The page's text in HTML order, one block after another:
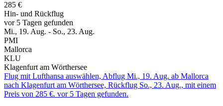
285 €
Hin- und Rückflug
vor 5 Tagen gefunden
Mi., 19. Aug. - So., 23. Aug.
PMI
Mallorca
KLU
Klagenfurt am Wörthersee
Flug mit Lufthansa auswählen, Abflug Mi., 19. Aug. ab Mallorca
nach Klagenfurt am Wörthersee, Rückflug So., 23. Aug., mit einem
Preis von 285 €. vor 5 Tagen gefunden.